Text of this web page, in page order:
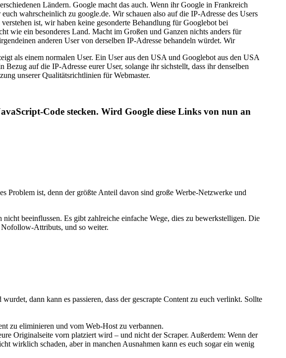
Ländern. Google macht das auch. Wenn ihr Google in Frankreich
wahrscheinlich zu google.de. Wir schauen also auf die IP-Adresse des Users
ist, wir haben keine gesonderte Behandlung für Googlebot bei
wie ein besonderes Land. Macht im Großen und Ganzen nichts anders für
anderen User von derselben IP-Adresse behandeln würdet. Wir
als einem normalen User. Ein User aus den USA und Googlebot aus den USA
auf die IP-Adresse eurer User, solange ihr sichstellt, dass ihr denselben
unserer Qualitätsrichtlinien für Webmaster.
Code stecken. Wird Google diese Links von nun an
Problem ist, denn der größte Anteil davon sind große Werbe-Netzwerke und
beeinflussen. Es gibt zahlreiche einfache Wege, dies zu bewerkstelligen. Die
Nofollow-Attributs, und so weiter.
dann kann es passieren, dass der gescrapte Content zu euch verlinkt. Sollte
zu eliminieren und vom Web-Host zu verbannen.
Originalseite vorn platziert wird – und nicht der Scraper. Außerdem: Wenn der
wirklich schaden, aber in manchen Ausnahmen kann es euch sogar ein wenig